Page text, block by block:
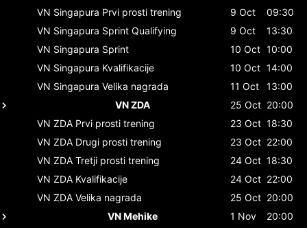
VN Singapura Prvi prosti trening 9 Oct
09:30
VN Singapura Sprint Qualifying 9 Oct
13:30
VN Singapura Sprint 10 Oct 10:00
VN Singapura Kvalifikacije 10 Oct 14:00
VN Singapura Velika nagrada 11 Oct
13:00
VN ZDA
25 Oct 20:00
VN ZDA Prvi prosti trening 23 Oct 18:30
VN ZDA Drugi prosti trening 23 Oct 22:00
VN ZDA Tretji prosti trening 24 Oct 18:30
VN ZDA Kvalifikacije 24 Oct 22:00
VN ZDA Velika nagrada 25 Oct 20:00
VN Mehike
1 Nov 20:00